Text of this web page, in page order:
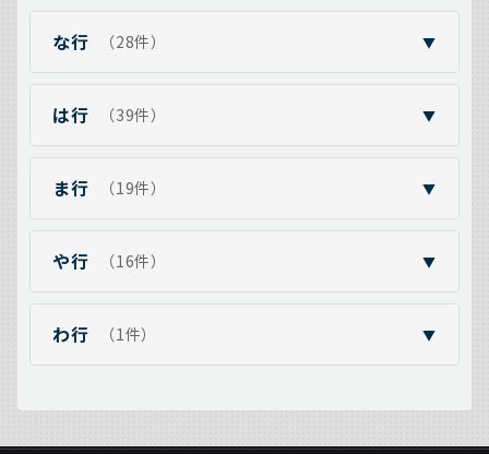
な行 （28件） ▼
は行 （39件） ▼
ま行 （19件） ▼
や行 （16件） ▼
わ行 （1件） ▼